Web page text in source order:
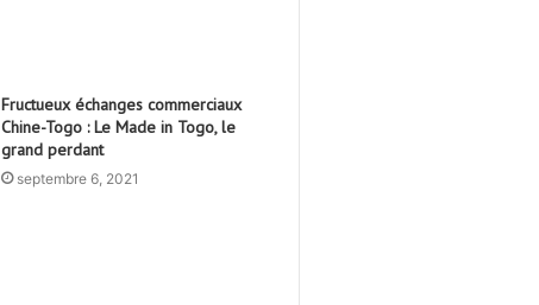
Fructueux échanges commerciaux
Chine-Togo : Le Made in Togo, le
grand perdant
septembre 6, 2021